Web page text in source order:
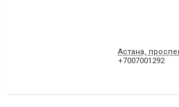
Астана,
+7007001292